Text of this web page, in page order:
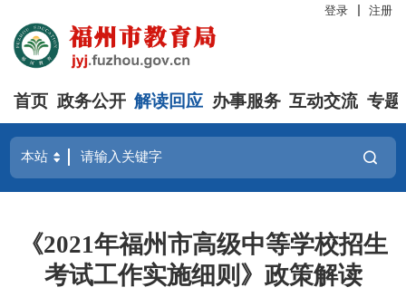
登录 注册
首页 政务公开 解读回应 办事服务 互动交流 专题
《2021年福州市高级中等学校招生
考试工作实施细则》政策解读